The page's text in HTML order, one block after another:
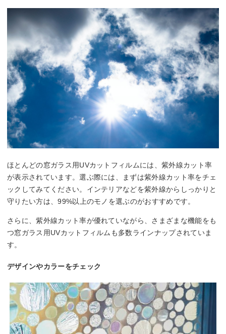
ほとんどの窓ガラス用UVカットフィルムには、紫外線カット率
が表示されています。選ぶ際には、まずは紫外線カット率をチェ
ックしてみてください。インテリアなどを紫外線からしっかりと
守りたい方は、99%以上のモノを選ぶのがおすすめです。
さらに、紫外線カット率が優れていながら、さまざまな機能をも
つ窓ガラス用UVカットフィルムも多数ラインナップされていま
す。
デザインやカラーをチェック